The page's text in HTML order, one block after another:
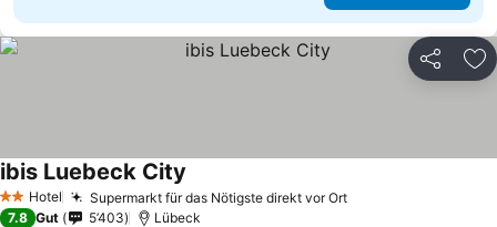
Teilen
2 Sterne
Hotel Supermarkt für das Nötigste direkt vor Ort
ibis Luebeck City
7.8 Gut 5’403 Lübeck